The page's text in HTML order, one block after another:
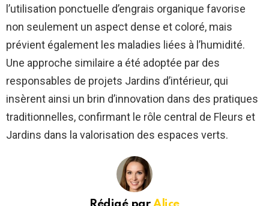
l’utilisation ponctuelle d’engrais organique favorise
non seulement un aspect dense et coloré, mais
prévient également les maladies liées à l’humidité.
Une approche similaire a été adoptée par des
responsables de projets Jardins d’intérieur, qui
insèrent ainsi un brin d’innovation dans des pratiques
traditionnelles, confirmant le rôle central de Fleurs et
Jardins dans la valorisation des espaces verts.